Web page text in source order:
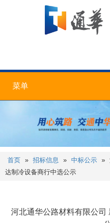
菜单
首页 » 招标信息 » 中标公示 »
达制冷设备商行中选公示
河北通华公路材料有限公司